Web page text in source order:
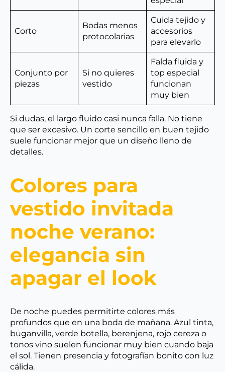
Corto
Bodas menos
protocolarias
Cuida tejido y
accesorios
para elevarlo
Conjunto por
piezas
Si no quieres
vestido
Falda fluida y
top especial
funcionan
muy bien
Si dudas, el largo fluido casi nunca falla. No tiene
que ser excesivo. Un corte sencillo en buen tejido
suele funcionar mejor que un diseño lleno de
detalles.
Colores para
vestido invitada
noche verano:
elegancia sin
apagar el look
De noche puedes permitirte colores más
profundos que en una boda de mañana. Azul tinta,
buganvilla, verde botella, berenjena, rojo cereza o
tonos vino suelen funcionar muy bien cuando baja
el sol. Tienen presencia y fotografían bonito con luz
cálida.